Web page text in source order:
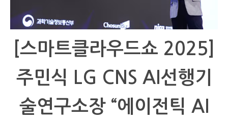
[스마트클라우드쇼 2025]
주민식 LG CNS AI선행기
술연구소장 “에이전틱 AI